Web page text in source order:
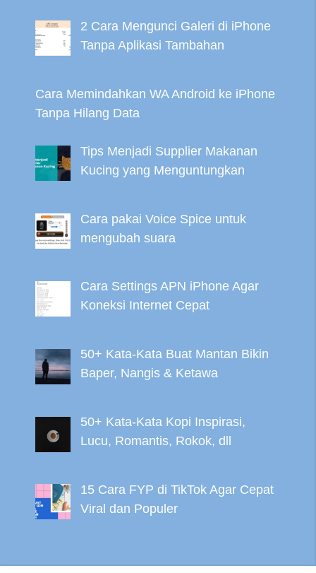
2 Cara Mengunci Galeri di iPhone
Tanpa Aplikasi Tambahan
Cara Memindahkan WA Android ke iPhone
Tanpa Hilang Data
Tips Menjadi Supplier Makanan
Kucing yang Menguntungkan
Cara pakai Voice Spice untuk
mengubah suara
Cara Settings APN iPhone Agar
Koneksi Internet Cepat
50+ Kata-Kata Buat Mantan Bikin
Baper, Nangis & Ketawa
50+ Kata-Kata Kopi Inspirasi,
Lucu, Romantis, Rokok, dll
15 Cara FYP di TikTok Agar Cepat
Viral dan Populer